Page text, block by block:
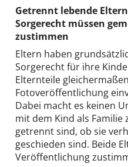
Getrennt lebende
Sorgerecht müssen
zustimmen
Eltern haben
Sorgerecht für ihre
Elternteile
Fotoveröffentlichung
Dabei macht es keinen
mit dem Kind als
getrennt sind, ob sie
geschieden sind. Beide
Veröffentlichung